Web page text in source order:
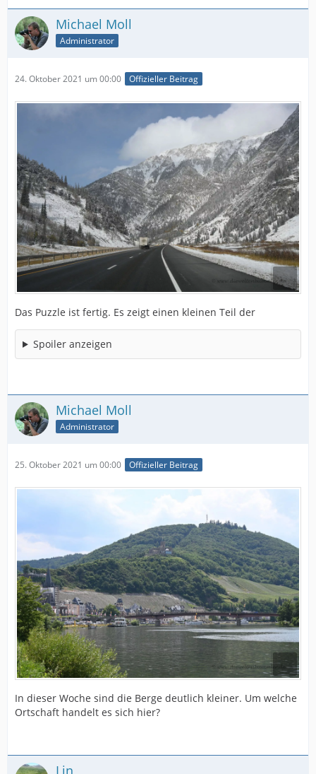
Michael Moll
Administrator
24. Oktober 2021 um 00:00 Offizieller Beitrag
Das Puzzle ist fertig. Es zeigt einen kleinen Teil der
Spoiler anzeigen
Michael Moll
Administrator
25. Oktober 2021 um 00:00 Offizieller Beitrag
In dieser Woche sind die Berge deutlich kleiner. Um welche
Ortschaft handelt es sich hier?
Lin